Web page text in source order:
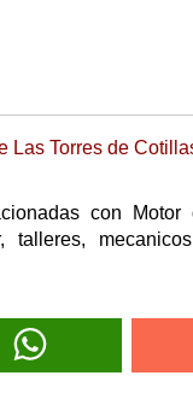
Las Torres de
con